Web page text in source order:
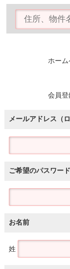
ホー
会員登
メールアドレス（
ご希望のパスワード
お名前
姓